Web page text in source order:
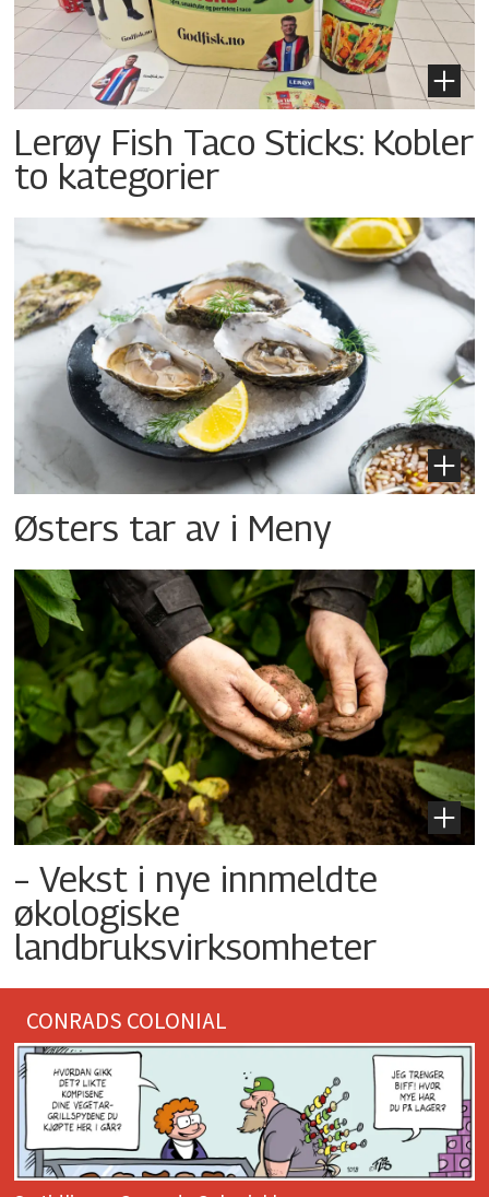
Lerøy Fish Taco Sticks: Kobler
to kategorier
Østers tar av i Meny
– Vekst i nye innmeldte
økologiske
landbruksvirksomheter
CONRADS COLONIAL